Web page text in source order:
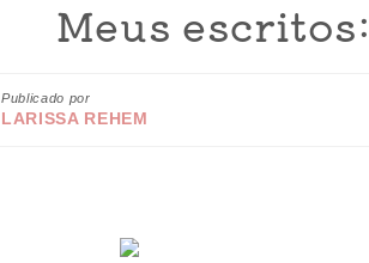
Meus
Publicado por
LARISSA REHEM